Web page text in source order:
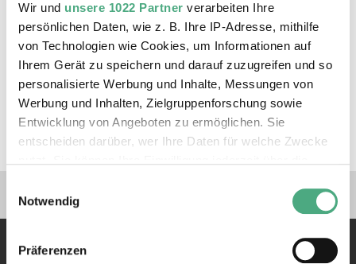
Wir und unsere 1022 Partner verarbeiten Ihre
persönlichen Daten, wie z. B. Ihre IP-Adresse, mithilfe
von Technologien wie Cookies, um Informationen auf
Ihrem Gerät zu speichern und darauf zuzugreifen und so
personalisierte Werbung und Inhalte, Messungen von
Werbung und Inhalten, Zielgruppenforschung sowie
Entwicklung von Angeboten zu ermöglichen. Sie
entscheiden darüber, wer Ihre Daten für welche Zwecke
Trigger Symbol ändern oder widerrufen
Informationen über Ihre geografische Lage erfassen,
Notwendig
Präferenzen
Goebbels 862 AB
Copyright: Saarlandischer Rundfunk
VIDEO
Heiner Goebbels. 862 - Eine Orakelmaschine |
aktueller bericht
Verlinkungen zu unseren